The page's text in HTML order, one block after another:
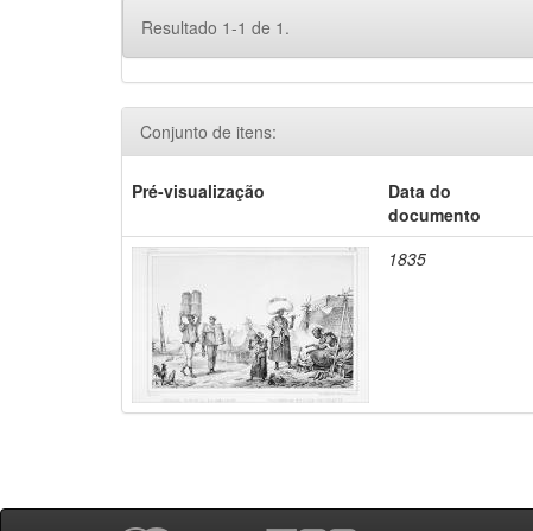
Resultado 1-1 de 1.
Conjunto de itens:
Pré-visualização
Data do
documento
1835